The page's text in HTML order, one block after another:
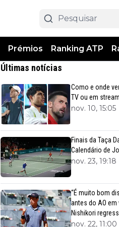
Prémios Ranking ATP
Últimas notícias
Como e onde
TV ou em
nov. 10, 15:05
Finais da Taça
Calendário de
nov. 23, 19:18
“É muito bom
antes do AO em
Nishikori
nov. 22, 11:00